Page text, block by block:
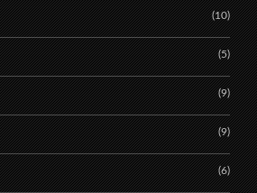
(10)
(5)
(9)
(9)
(6)